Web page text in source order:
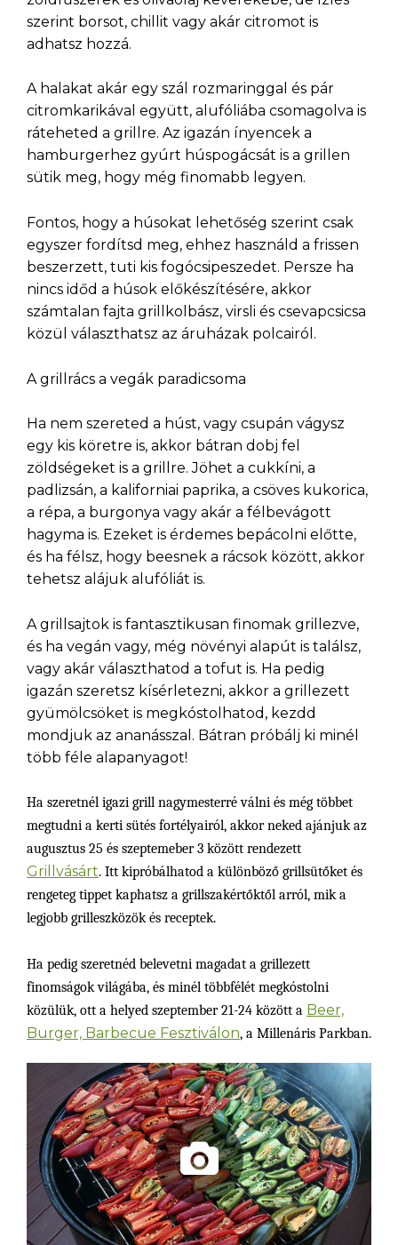
szerint borsot, chillit vagy akár citromot is
adhatsz hozzá.
A halakat akár egy szál rozmaringgal és pár
citromkarikával együtt, alufóliába csomagolva is
ráteheted a grillre. Az igazán ínyencek a
hamburgerhez gyúrt húspogácsát is a grillen
sütik meg, hogy még finomabb legyen.
Fontos, hogy a húsokat lehetőség szerint csak
egyszer fordítsd meg, ehhez használd a frissen
beszerzett, tuti kis fogócsipeszedet. Persze ha
nincs időd a húsok előkészítésére, akkor
számtalan fajta grillkolbász, virsli és csevapcsicsa
közül választhatsz az áruházak polcairól.
A grillrács a vegák paradicsoma
Ha nem szereted a húst, vagy csupán vágysz
egy kis köretre is, akkor bátran dobj fel
zöldségeket is a grillre. Jöhet a cukkíni, a
padlizsán, a kaliforniai paprika, a csöves kukorica,
a répa, a burgonya vagy akár a félbevágott
hagyma is. Ezeket is érdemes bepácolni előtte,
és ha félsz, hogy beesnek a rácsok között, akkor
tehetsz alájuk alufóliát is.
A grillsajtok is fantasztikusan finomak grillezve,
és ha vegán vagy, még növényi alapút is találsz,
vagy akár választhatod a tofut is. Ha pedig
igazán szeretsz kísérletezni, akkor a grillezett
gyümölcsöket is megkóstolhatod, kezdd
mondjuk az ananásszal. Bátran próbálj ki minél
több féle alapanyagot!
Ha szeretnél igazi grill nagymesterré válni és még többet
megtudni a kerti sütés fortélyairól, akkor neked ajánjuk az
augusztus 25 és szeptemeber 3 között rendezett
Grillvásárt. Itt kipróbálhatod a különböző grillsütőket és
rengeteg tippet kaphatsz a grillszakértőktől arról, mik a
legjobb grilleszközök és receptek.
Ha pedig szeretnéd belevetni magadat a grillezett
finomságok világába, és minél többfélét megkóstolni
közülük, ott a helyed szeptember 21-24 között a Beer,
Burger, Barbecue Fesztiválon, a Millenáris Parkban.